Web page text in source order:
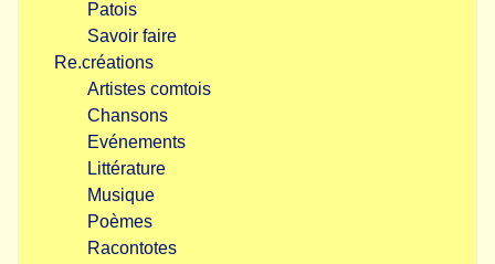
Patois
Savoir faire
Re.créations
Artistes comtois
Chansons
Evénements
Littérature
Musique
Poèmes
Racontotes